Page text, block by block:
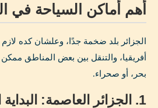
أهم أماكن السياحة في
الجزائر بلد ضخمة جدًا، وعلشان كده
أفريقيا، والتنقل بين بعض المناطق
بحر، أو صحراء.
1. الجزائر العاصمة: البداية الطبيعية لأي رحلة